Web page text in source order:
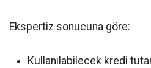
Ekspertiz sonucuna göre:
Kullanılabilecek kredi